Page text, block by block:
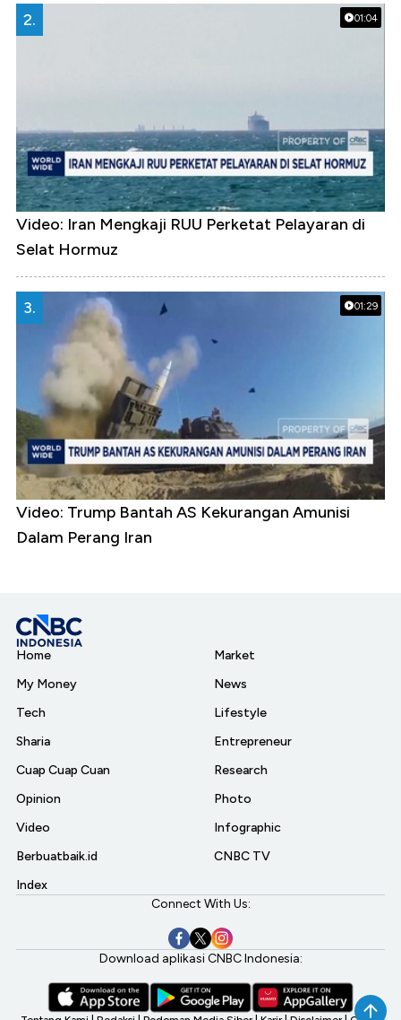
01:04
2.
Video: Iran Mengkaji RUU Perketat Pelayaran di
Selat Hormuz
01:29
3.
Video: Trump Bantah AS Kekurangan Amunisi
Dalam Perang Iran
Home
My Money
Tech
Sharia
Cuap Cuap Cuan
Opinion
Video
Berbuatbaik.id
Index
Market
News
Lifestyle
Entrepreneur
Research
Photo
Infographic
CNBC TV
Connect With Us:
Download aplikasi CNBC Indonesia: